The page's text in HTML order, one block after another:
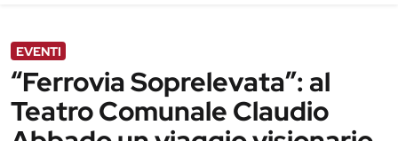
EVENTI
“Ferrovia Soprelevata”: al
Teatro Comunale Claudio